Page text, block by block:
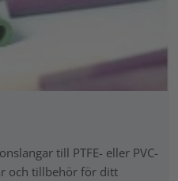
till PTFE- eller PVC-
och tillbehör för ditt